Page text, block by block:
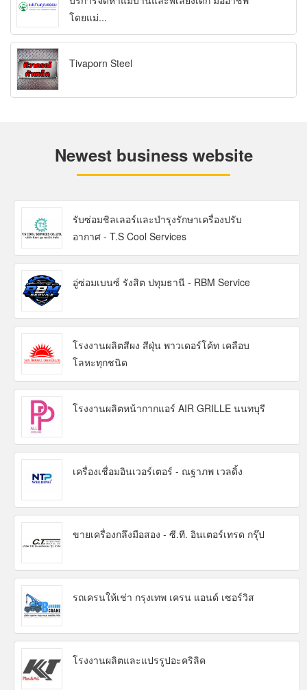
โดยแม่...
Tivaporn Steel
Newest business website
รับซ่อมชิลเลอร์และบำรุงรักษาเครื่องปรับ
อากาศ - T.S Cool Services
อู่ซ่อมเบนซ์ รังสิต ปทุมธานี - RBM Service
โรงงานผลิตสีผง สีฝุ่น พาวเดอร์โค้ท เคลือบ
โลหะทุกชนิด
โรงงานผลิตหน้ากากแอร์ AIR GRILLE นนทบุรี
เครื่องเชื่อมอินเวอร์เตอร์ - ณฐาภพ เวลดิ้ง
ขายเครื่องกลึงมือสอง - ซี.ที. อินเตอร์เทรด กรุ๊ป
รถเครนให้เช่า กรุงเทพ เครน แอนด์ เซอร์วิส
โรงงานผลิตและแปรรูปอะคริลิค